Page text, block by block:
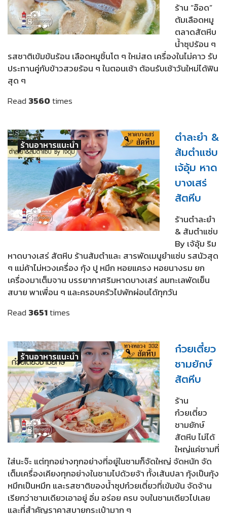
ร้าน “อ๊อด”
ต้มเลือดหมู
ตลาดสัตหีบ
น้ำซุปร้อน ๆ
รสชาติเข้มข้นร้อน เลือดหมูชิ้นโต ๆ ใหม่สด เครื่องในไม่คาว รับ
ประทานคู่กับข้าวสวยร้อน ๆ ในตอนเช้า ต้อนรับเช้าวันใหม่ได้ฟิน
สุด ๆ
Read 3560times
ร้านอาหารแนะนำ
ตำละยำ &
ส้มตำแซ่บ
เจ้อุ้ม หาด
บางเสร่
สัตหีบ
ร้านตำละยำ
& ส้มตำแซ่บ
By เจ้อุ้ม ริม
หาดบางเสร่ สัตหีบ ร้านส้มตำและ สารพัดเมนูยำแซ่บ รสนัวสุด
ๆ แม่ค้าไม่หวงเครื่อง กุ้ง ปู หมึก หอยแครง หอยนางรม ยก
เครื่องมาเต็มจาน บรรยากาศริมหาดบางเสร่ ลมทะเลพัดเย็น
สบาย พาเพื่อน ๆ และครอบครัวไปพักผ่อนได้ทุกวัน
Read 3651times
ร้านอาหารแนะนำ
ก๋วยเตี๋ยว
ชามยักษ์
สัตหีบ
ร้าน
ก๋วยเตี๋ยว
ชามยักษ์
สัตหีบ ไม่ได้
ใหญ่แค่ชามที่
ใส่นะจ๊ะ แต่ทุกอย่างทุกอย่างที่อยู่ในชามก็จัดใหญ่ จัดหนัก จัด
เต็มเครื่องเคียงทุกอย่างในชามไปด้วยจ้า ทั้งเส้นปลา กุ้งเป็นกุ้ง
หมึกเป็นหมึก และรสชาติของน้ำซุปก๋วยเตี๋ยวที่เข้มข้น จัดจ้าน
เรียกว่าชามเดียวเอาอยู่ อิ่ม อร่อย ครบ จบในชามเดียวไปเลย
และที่สำคัญราคาสบายกระเป๋ามาก ๆ